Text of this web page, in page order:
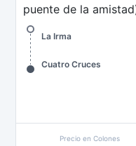
puente de la
La Irma
Cuatro Cruces
Precio en Colones